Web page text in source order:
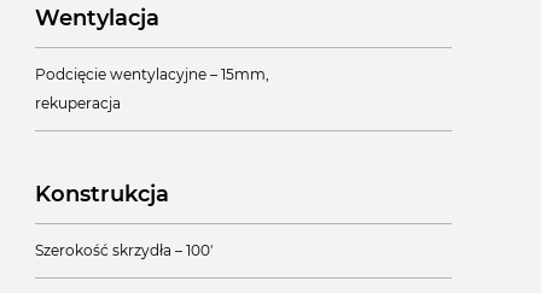
Wentylacja
Podcięcie wentylacyjne – 15mm,
rekuperacja
Konstrukcja
Szerokość skrzydła – 100'